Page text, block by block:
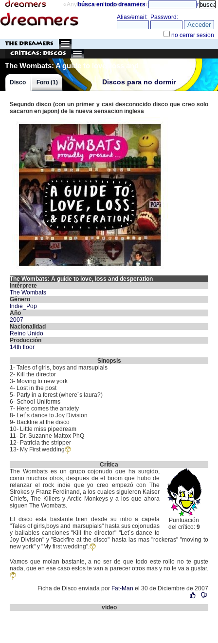
«Anything can happen and it probably will» directorio
búsca en todo dreamers
THE DREAMERS
Críticas: Discos
The Wombats: A guide to love, loss and
desperation
Discos para no dormir
Disco Foro (1)
Segundo disco (con un primer y casi desconocido disco que creo solo
sacaron en japon) de la nueva sensacion inglesa
The Wombats: A guide to love, loss and desperation
Intérprete
The Wombats
Género
Indie_Pop
Año
2007
Nacionalidad
Reino Unido
Producción
14th floor
Sinopsis
1- Tales of girls, boys and marsupials
2- Kill the director
3- Moving to new york
4- Lost in the post
5- Party in a forest (where´s laura?)
6- School Uniforms
7- Here comes the anxiety
8- Let´s dance to Joy Division
9- Backfire at the disco
10- Little miss pipedream
11- Dr. Suzanne Mattox PhQ
12- Patricia the stripper
13- My First wedding
Crítica
Puntuación
del crítico: 9
The Wombats es un grupo cojonudo que ha surgido,
como muchos otros, despues de el boom que hubo de
relanzar el rock indie que yo creo empezó con The
Strokes y Franz Ferdinand, a los cuales siguieron Kaiser
Chiefs, The Killers y Arctic Monkeys y a los que ahora
siguen The Wombats.
El disco esta bastante bien desde su intro a capela
"Tales of girls,boys and marsupials" hasta sus cojonudas
y bailables canciones "Kill the director" "Let´s dance to
Joy Division" y "Backfire at the disco" hasta las mas "rockeras" "moving to
new york" y "My first wedding".
Vamos que molan bastante, a no ser de que todo este rollo no te guste
nada, que en ese caso estos te van a parecer otros mas y no te va a gustar.
Ficha de Disco enviada por Fat-Man el 30 de Diciembre de 2007
video